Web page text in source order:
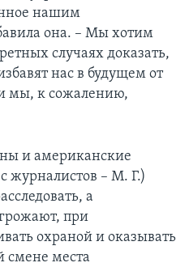
нашим
она. – Мы хотим
случаях доказать,
нас в будущем от
мы, к сожалению,
и американские
журналистов – М. Г.)
а
при
охраной и оказывать
смене места